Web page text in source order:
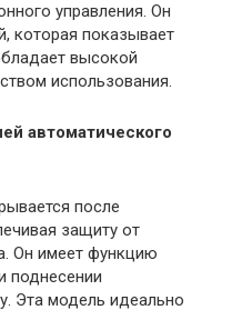
управления. Он
которая показывает
высокой
использования.
автоматического
после
защиту от
Он имеет функцию
поднесении
Эта модель идеально